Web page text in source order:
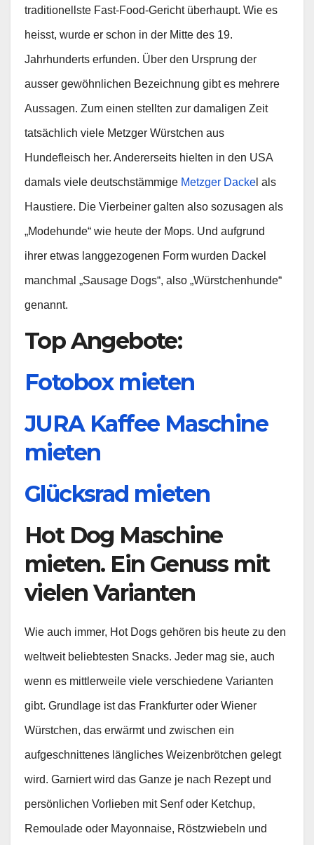
traditionellste Fast-Food-Gericht überhaupt. Wie es
heisst, wurde er schon in der Mitte des 19.
Jahrhunderts erfunden. Über den Ursprung der
ausser gewöhnlichen Bezeichnung gibt es mehrere
Aussagen. Zum einen stellten zur damaligen Zeit
tatsächlich viele Metzger Würstchen aus
Hundefleisch her. Andererseits hielten in den USA
damals viele deutschstämmige Metzger Dacke l als
Haustiere. Die Vierbeiner galten also sozusagen als
„Modehunde“ wie heute der Mops. Und aufgrund
ihrer etwas langgezogenen Form wurden Dackel
manchmal „Sausage Dogs“, also „Würstchenhunde“
genannt.
Top Angebote:
Fotobox mieten
JURA Kaffee Maschine
mieten
Glücksrad mieten
Hot Dog Maschine
mieten. Ein Genuss mit
vielen Varianten
Wie auch immer, Hot Dogs gehören bis heute zu den
weltweit beliebtesten Snacks. Jeder mag sie, auch
wenn es mittlerweile viele verschiedene Varianten
gibt. Grundlage ist das Frankfurter oder Wiener
Würstchen, das erwärmt und zwischen ein
aufgeschnittenes längliches Weizenbrötchen gelegt
wird. Garniert wird das Ganze je nach Rezept und
persönlichen Vorlieben mit Senf oder Ketchup,
Remoulade oder Mayonnaise, Röstzwiebeln und